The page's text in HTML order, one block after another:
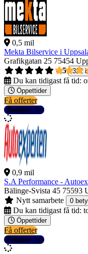
0,5 mil
Mekta Bilservice i
Grafikgatan 25 75454
4,5
322
Du kan tidigast få tid:
Öppettider
Få offerter
Detaljer
0,9 mil
S.A Performance -
Bälinge-Svista 45 75593
Nytt samarbete
0
Du kan tidigast få tid:
Öppettider
Få offerter
Detaljer